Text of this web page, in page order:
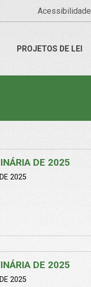
Acessibilidade
PROJETOS DE LEI
DE 2025
2025
DE 2025
2025